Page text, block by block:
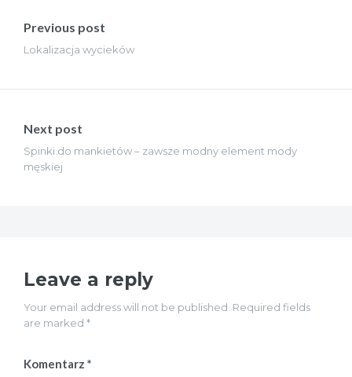
wpisu
Previous post
Lokalizacja wycieków
Next post
Spinki do mankietów – zawsze modny element mody
męskiej
Leave a reply
Your email address will not be published. Required fields
are marked *
Komentarz *